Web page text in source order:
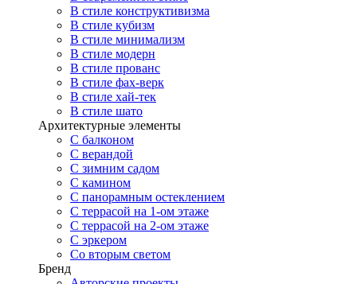
В стиле конструктивизма
В стиле кубизм
В стиле минимализм
В стиле модерн
В стиле прованс
В стиле фах-верк
В стиле хай-тек
В стиле шато
Архитектурные элементы
С балконом
С верандой
С зимним садом
С камином
С панорамным остеклением
С террасой на 1-ом этаже
С террасой на 2-ом этаже
С эркером
Со вторым светом
Бренд